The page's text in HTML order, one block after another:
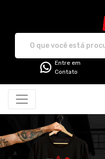
Entre em
Contato